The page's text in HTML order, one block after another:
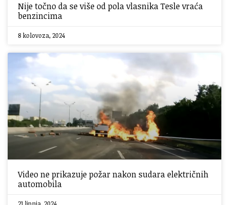
Nije točno da se više od pola vlasnika Tesle vraća
benzincima
8 kolovoza, 2024
Video ne prikazuje požar nakon sudara električnih
automobila